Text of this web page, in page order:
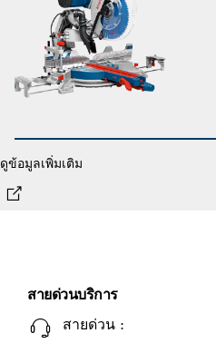
ดูข้อมูลเพิ่มเติม
สายด่วนบริการ
สายด่วน :